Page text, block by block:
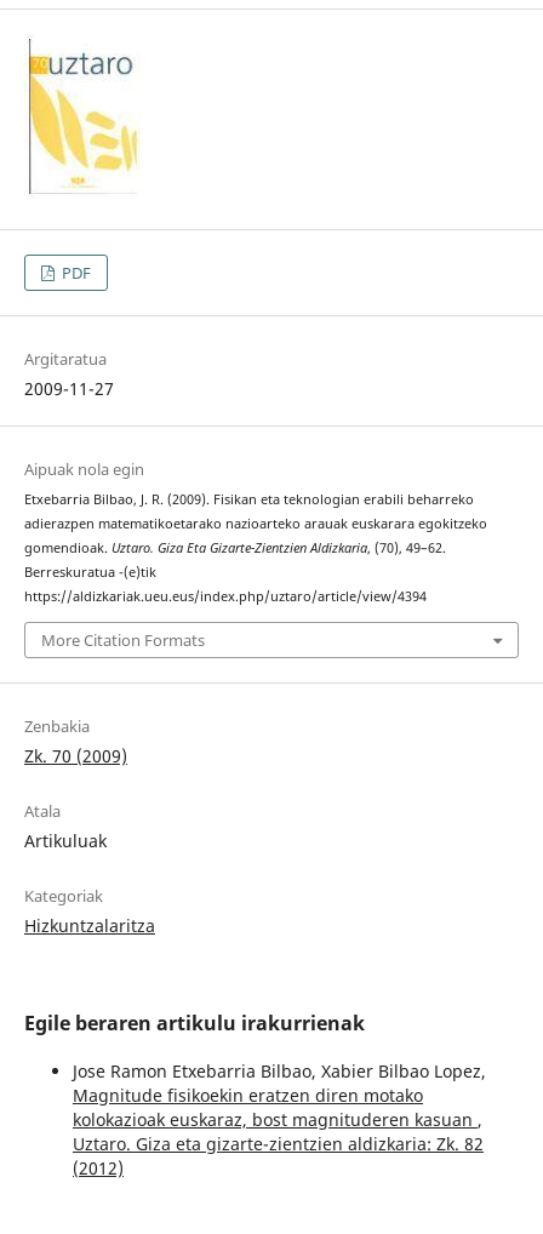
PDF
Argitaratua
2009-11-27
Aipuak nola egin
Etxebarria Bilbao, J. R. (2009). Fisikan eta teknologian erabili beharreko
adierazpen matematikoetarako nazioarteko arauak euskarara egokitzeko
gomendioak. Uztaro. Giza Eta Gizarte-Zientzien Aldizkaria, (70), 49–62.
Berreskuratua -(e)tik
https://aldizkariak.ueu.eus/index.php/uztaro/article/view/4394
More Citation Formats
Zenbakia
Zk. 70 (2009)
Atala
Artikuluak
Kategoriak
Hizkuntzalaritza
Egile beraren artikulu irakurrienak
Jose Ramon Etxebarria Bilbao, Xabier Bilbao Lopez,
Magnitude fisikoekin eratzen diren motako
kolokazioak euskaraz, bost magnituderen kasuan ,
Uztaro. Giza eta gizarte-zientzien aldizkaria: Zk. 82
(2012)